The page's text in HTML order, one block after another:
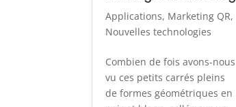
Applications, Marketing QR,
Nouvelles technologies
Combien de fois avons-nous
vu ces petits carrés pleins
de formes géométriques en